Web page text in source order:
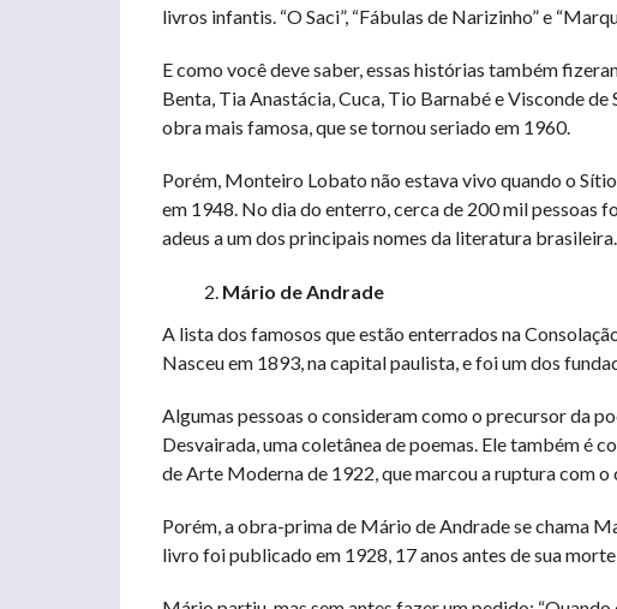
livros infantis. “O Saci”, “Fábulas de Narizinho” e
E como você deve saber, essas histórias também
Benta, Tia Anastácia, Cuca, Tio Barnabé e Visconde
obra mais famosa, que se tornou seriado em 1960.
Porém, Monteiro Lobato não estava vivo quando o
em 1948. No dia do enterro, cerca de 200 mil pessoas
adeus a um dos principais nomes da literatura brasileira.
Mário de Andrade
A lista dos famosos que estão enterrados na
Nasceu em 1893, na capital paulista, e foi um dos
Algumas pessoas o consideram como o precursor da
Desvairada, uma coletânea de poemas. Ele também é
de Arte Moderna de 1922, que marcou a ruptura com o
Porém, a obra-prima de Mário de Andrade se chama
livro foi publicado em 1928, 17 anos antes de sua